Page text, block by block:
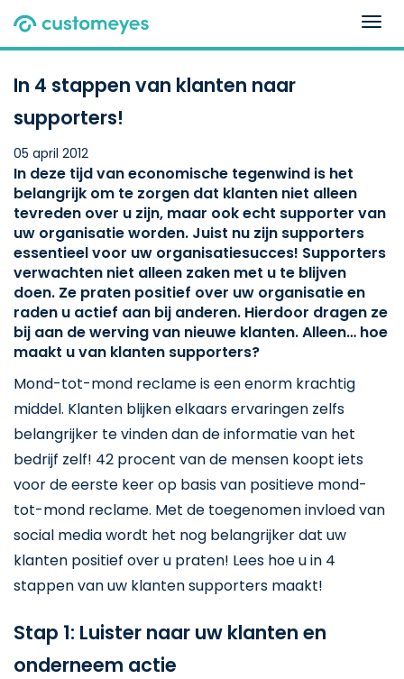
In 4 stappen van klanten naar
supporters!
05 april 2012
In deze tijd van economische tegenwind is het
belangrijk om te zorgen dat klanten niet alleen
tevreden over u zijn, maar ook echt supporter van
uw organisatie worden. Juist nu zijn supporters
essentieel voor uw organisatiesucces! Supporters
verwachten niet alleen zaken met u te blijven
doen. Ze praten positief over uw organisatie en
raden u actief aan bij anderen. Hierdoor dragen ze
bij aan de werving van nieuwe klanten. Alleen… hoe
maakt u van klanten supporters?
Mond-tot-mond reclame is een enorm krachtig
middel. Klanten blijken elkaars ervaringen zelfs
belangrijker te vinden dan de informatie van het
bedrijf zelf! 42 procent van de mensen koopt iets
voor de eerste keer op basis van positieve mond-
tot-mond reclame. Met de toegenomen invloed van
social media wordt het nog belangrijker dat uw
klanten positief over u praten! Lees hoe u in 4
stappen van uw klanten supporters maakt!
Stap 1: Luister naar uw klanten en
onderneem actie